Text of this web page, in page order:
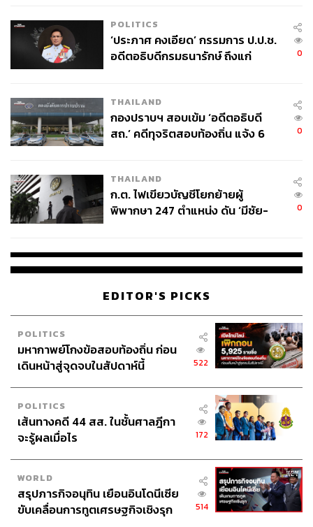
ABOUT THE AUTHOR
STANDARD WEALTH
POLITICS
‘ประภาศ คงเอียด’ กรรมการ ป.ป.ช.
อดีตอธิบดีกรมธนารักษ์ ถึงแก่
0
THAILAND
กองปราบฯ สอบเข้ม ‘อดีตอธิบดี
สถ.’ คดีทุจริตสอบท้องถิ่น แจ้ง 6
0
THAILAND
ก.ต. ไฟเขียวบัญชีโยกย้ายผู้
พิพากษา 247 ตำแหน่ง ดัน ‘มีชัย-
0
EDITOR'S PICKS
POLITICS
มหากาพย์โกงข้อสอบท้องถิ่น ก่อน
เดินหน้าสู่จุดจบในสัปดาห์นี้
522
POLITICS
เส้นทางคดี 44 สส. ในชั้นศาลฎีกา
จะรู้ผลเมื่อไร
172
WORLD
สรุปภารกิจอนุทิน เยือนอินโดนีเซีย
ขับเคลื่อนการทูตเศรษฐกิจเชิงรุก
514